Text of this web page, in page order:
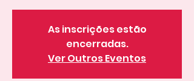
As inscrições estão
encerradas.
Ver Outros Eventos